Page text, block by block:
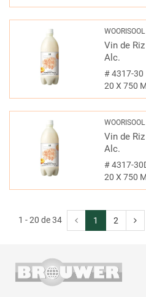
WOORISOOL
Vin de
Alc.
#4317-30
20 X 750
WOORISOOL
Vin de
Alc.
#4317-
20 X 750
1 - 20 de 34 1 2